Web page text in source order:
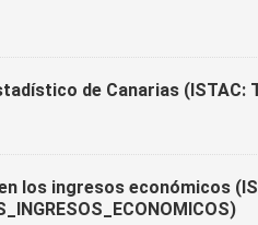
de Canarias (ISTAC:
los ingresos económicos